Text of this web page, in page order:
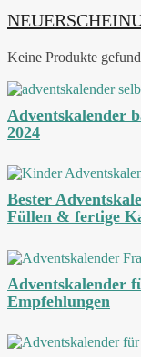
Keine Produkte
Adventskalender
2024
Bester
Füllen & fertige
Adventskalender
Empfehlungen